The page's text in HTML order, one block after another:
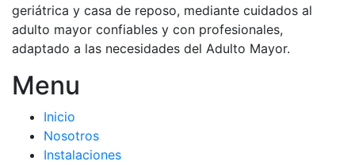
geriátrica y casa de reposo, mediante cuidados al
adulto mayor confiables y con profesionales,
adaptado a las necesidades del Adulto Mayor.
Menu
Inicio
Nosotros
Instalaciones